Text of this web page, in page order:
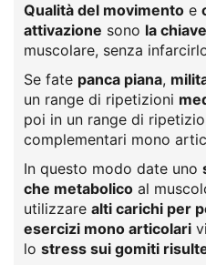
Qualità del movimento e
attivazione sono la chiave
muscolare, senza
Se fate panca piana,
un range di ripetizioni
poi in un range di
complementari mono
In questo modo date uno
che metabolico al
utilizzare alti carichi per
esercizi mono articolari
lo stress sui gomiti